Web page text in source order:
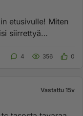
etusivulle! Miten
4 356 0
Vastattu 15v